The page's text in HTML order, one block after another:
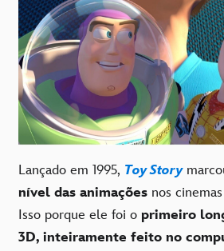
Lançado em 1995, Toy Story
nível das animações nos
Isso porque ele foi o primeiro
3D, inteiramente feito no